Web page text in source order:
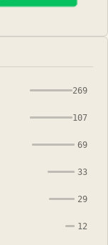
269
107
69
33
29
12